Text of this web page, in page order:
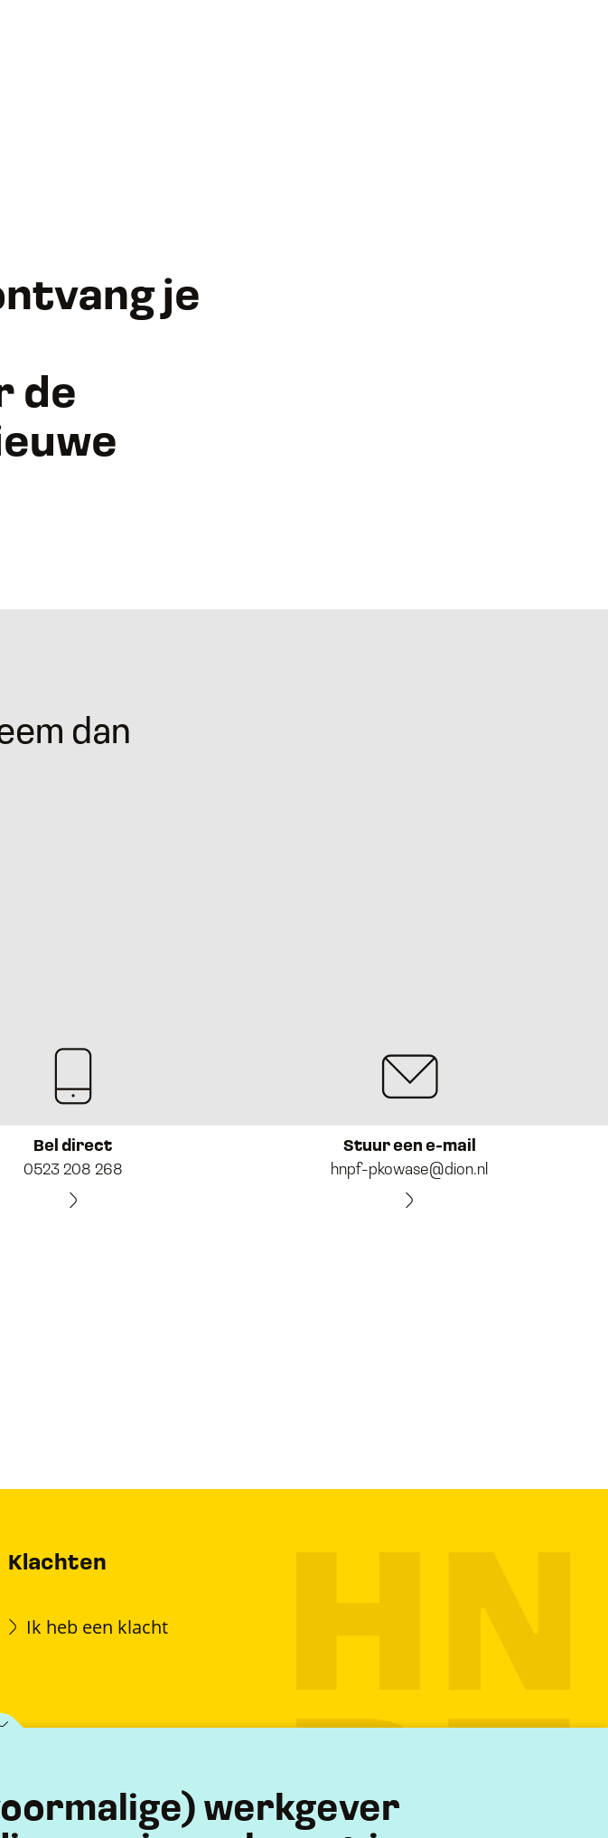
werkgever
je
de
dan
Bel direct
0523 208 268
Stuur een e-mail
hnpf-pkowase@dion.nl
Klachten
Ik heb een klacht